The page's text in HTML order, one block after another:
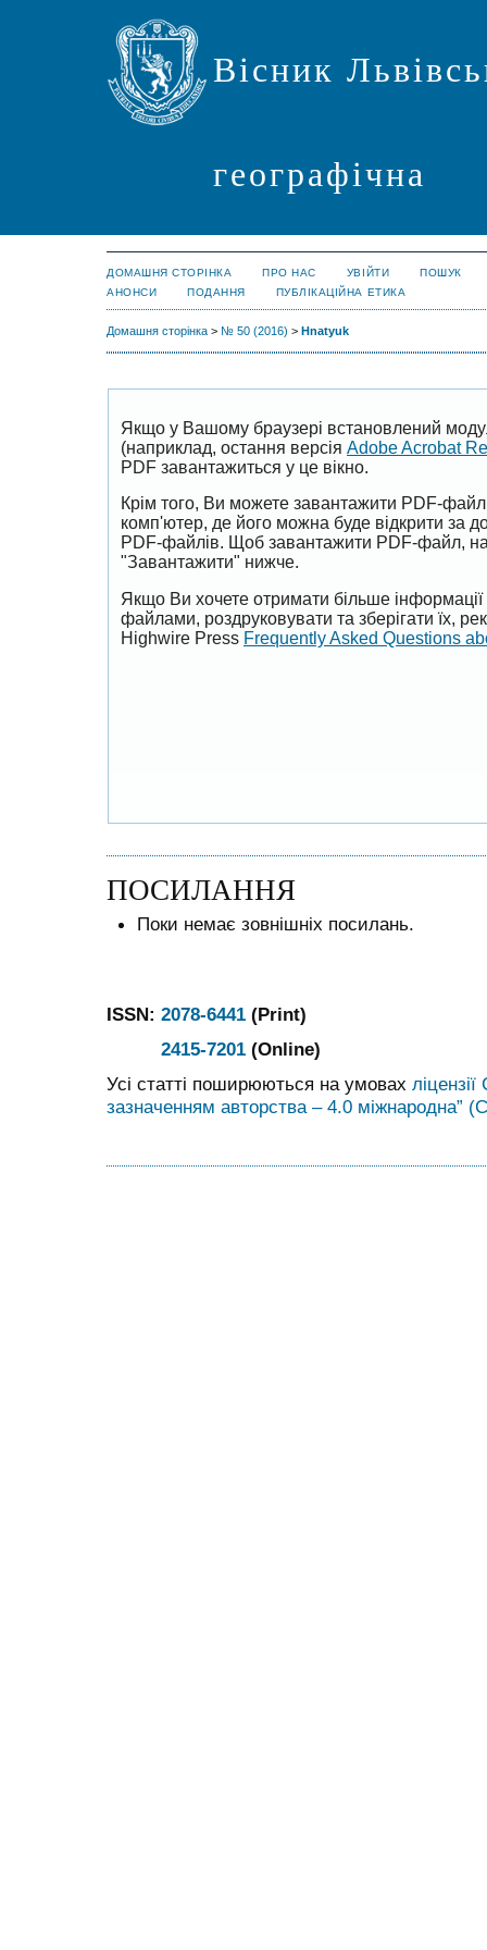
Вісник
географічна
ДОМАШНЯ СТОРІНКА ПРО НАС УВІЙТИ
ПОШУК
АНОНСИ
ПОДАННЯ ПУБЛІКАЦІЙНА ЕТИКА
Домашня сторінка > № 50 (2016) > Hnatyuk
Якщо у Вашому браузері встановлений
(наприклад, остання версія Adobe Acrobat
PDF завантажиться у це вікно.
Крім того, Ви можете завантажити PDF-
комп'ютер, де його можна буде відкрити за
PDF-файлів. Щоб завантажити PDF-файл,
"Завантажити" нижче.
Якщо Ви хочете отримати більше
файлами, роздруковувати та зберігати їх,
Highwire Press Frequently Asked Questions
ПОСИЛАННЯ
Поки немає зовнішніх посилань.
ISSN: 2078-6441 (Print)
2415-7201 (Online)
Усі статті поширюються на умовах
зазначенням авторства – 4.0 міжнародна”